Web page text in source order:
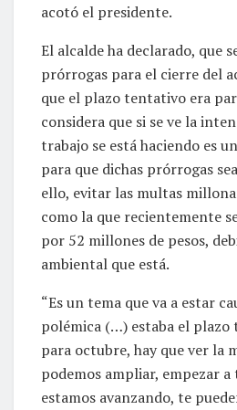
acotó el presidente.
El alcalde ha declarado, que
prórrogas para el cierre del
que el plazo tentativo era
considera que si se ve la
trabajo se está haciendo es
para que dichas prórrogas
ello, evitar las multas
como la que recientemente
por 52 millones de pesos,
ambiental que está.
“Es un tema que va a estar
polémica (…) estaba el
para octubre, hay que ver la
podemos ampliar, empezar a
estamos avanzando, te